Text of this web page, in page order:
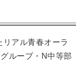
アル青春オーラ
ループ・N中等部